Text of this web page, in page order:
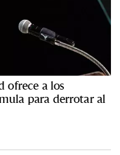
ofrece a los
para derrotar al